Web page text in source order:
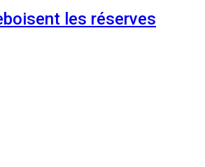
les réserves